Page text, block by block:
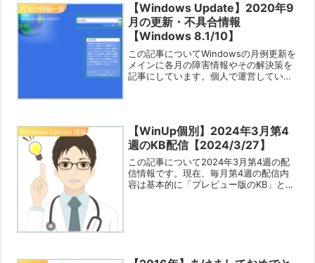
月次の情報一覧
【Windows Update】2020年9
月の更新・不具合情報
【Windows 8.1/10】
この記事についてWindowsの月例更新を
メインに各月の障害情報やその解決策を
記事にしています。個人で運営している
Windows Update 情報
【WinUp個別】2024年3月第4
週のKB配信【2024/3/27】
この記事について2024年3月第4週の配
信情報です。現在、毎月第4週の配信内
容は基本的に「プレビュー版のKB」とな